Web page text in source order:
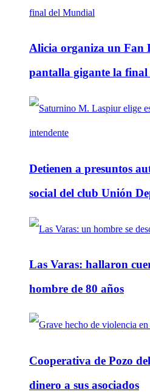
Alicia organiza un Fan
pantalla gigante la
Detienen a presuntos
social del club Unión
Las Varas: hallaron
hombre de 80 años
Cooperativa de Pozo
dinero a sus asociados